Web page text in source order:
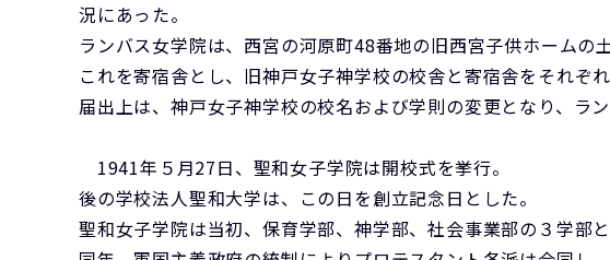
況にあった。
ランバス女学院は、西宮の河原町48番地の旧西宮子供ホームの
これを寄宿舎とし、旧神戸女子神学校の校舎と寄宿舎をそれぞ
届出上は、神戸女子神学校の校名および学則の変更となり、ラ
1941年５月27日、聖和女子学院は開校式を挙行。
後の学校法人聖和大学は、この日を創立記念日とした。
聖和女子学院は当初、保育学部、神学部、社会事業部の３学部